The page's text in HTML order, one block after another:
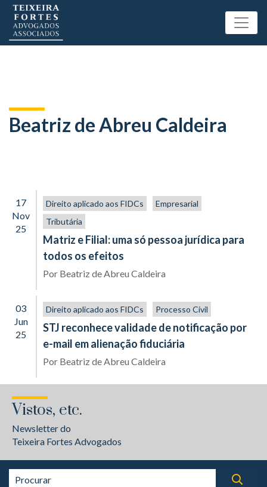
Beatriz de Abreu Caldeira
17
Nov
25
Direito aplicado aos FIDCs
Empresarial
Tributária
Matriz e Filial: uma só pessoa jurídica para
todos os efeitos
Por Beatriz de Abreu Caldeira
03
Jun
25
Direito aplicado aos FIDCs Processo Civil
STJ reconhece validade de notificação por
e-mail em alienação fiduciária
Por Beatriz de Abreu Caldeira
Vistos, etc.
Newsletter do
Teixeira Fortes Advogados